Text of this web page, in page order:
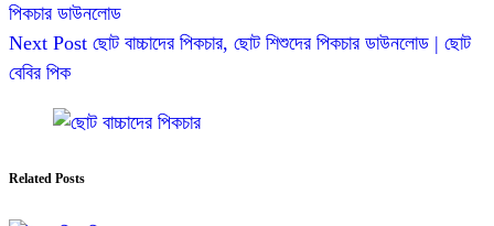
পিকচার ডাউনলোড
Next Post ছোট বাচ্চাদের পিকচার, ছোট শিশুদের পিকচার ডাউনলোড | ছোট
বেবির পিক
Related Posts